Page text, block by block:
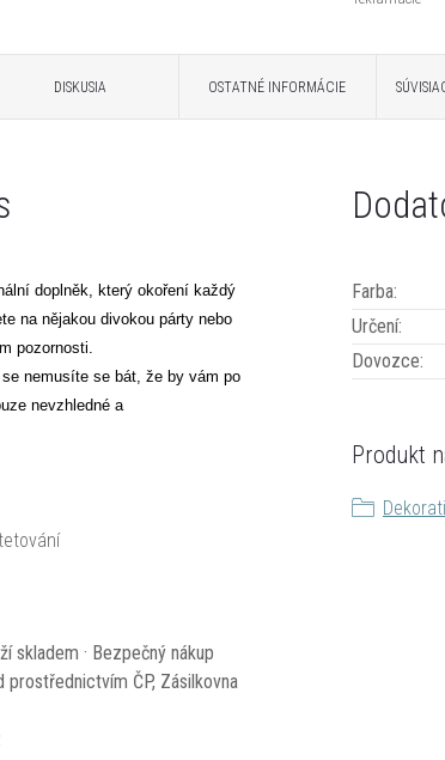
DISKUSIA OSTATNÉ INFORMÁCIE
doplněk, který okoření každý
na nějakou divokou párty nebo
pozornosti.
se nemusíte se bát, že by vám po
nevzhledné a
skladem · Bezpečný nákup
ČP, Zásilkovna
Farba:
Určení:
Dovozce:
Produkt